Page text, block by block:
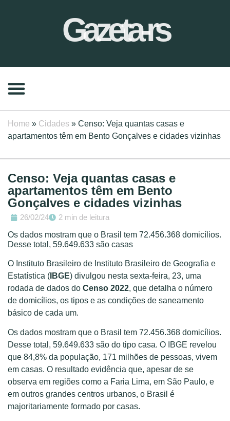
Gazeta-rs
Home » Cidades » Censo: Veja quantas casas e
apartamentos têm em Bento Gonçalves e cidades vizinhas
Censo: Veja quantas casas e
apartamentos têm em Bento
Gonçalves e cidades vizinhas
26/02/24
2 min de leitura
Os dados mostram que o Brasil tem 72.456.368 domicílios.
Desse total, 59.649.633 são casas
O Instituto Brasileiro de Instituto Brasileiro de Geografia e
Estatística ( IBGE) divulgou nesta sexta-feira, 23, uma
rodada de dados do Censo 2022, que detalha o número
de domicílios, os tipos e as condições de saneamento
básico de cada um.
Os dados mostram que o Brasil tem 72.456.368 domicílios.
Desse total, 59.649.633 são do tipo casa. O IBGE revelou
que 84,8% da população, 171 milhões de pessoas, vivem
em casas. O resultado evidência que, apesar de se
observa em regiões como a Faria Lima, em São Paulo, e
em outros grandes centros urbanos, o Brasil é
majoritariamente formado por casas.